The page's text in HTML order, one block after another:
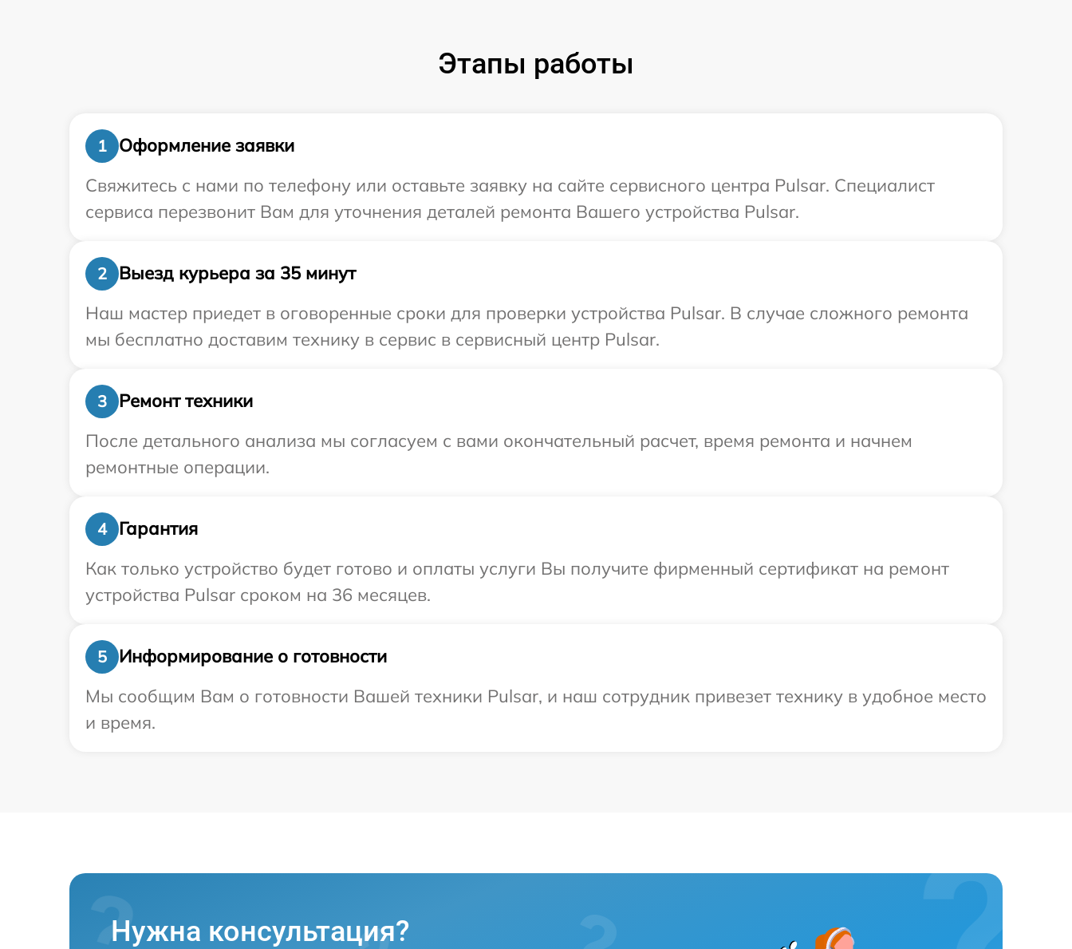
Этапы работы
1
Оформление заявки
Свяжитесь с нами по телефону или оставьте заявку на сайте сервисного центра Pulsar. Специалист
сервиса перезвонит Вам для уточнения деталей ремонта Вашего устройства Pulsar.
2
Выезд курьера за 35 минут
Наш мастер приедет в оговоренные сроки для проверки устройства Pulsar. В случае сложного ремонта
мы бесплатно доставим технику в сервис в сервисный центр Pulsar.
3
Ремонт техники
После детального анализа мы согласуем с вами окончательный расчет, время ремонта и начнем
ремонтные операции.
4
Гарантия
Как только устройство будет готово и оплаты услуги Вы получите фирменный сертификат на ремонт
устройства Pulsar сроком на 36 месяцев.
5
Информирование о готовности
Мы сообщим Вам о готовности Вашей техники Pulsar, и наш сотрудник привезет технику в удобное место
и время.
Нужна консультация?